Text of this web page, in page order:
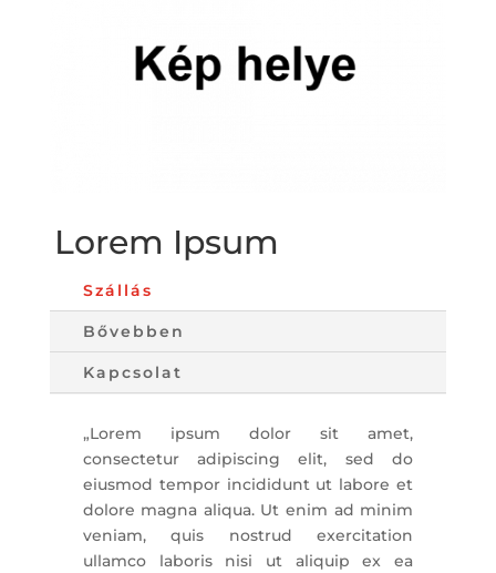
Lorem Ipsum
Szállás
Bővebben
Kapcsolat
„Lorem ipsum dolor sit amet,
consectetur adipiscing elit, sed do
eiusmod tempor incididunt ut labore et
dolore magna aliqua. Ut enim ad minim
veniam, quis nostrud exercitation
ullamco laboris nisi ut aliquip ex ea